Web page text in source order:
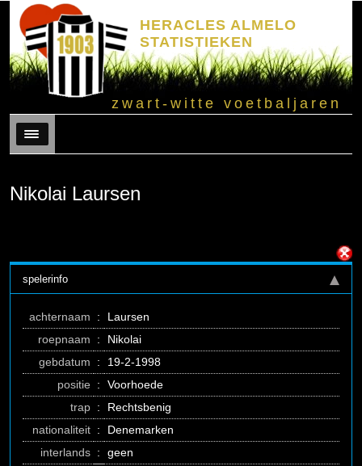
HERACLES ALMELO
STATISTIEKEN
zwart-witte voetbaljaren
Menu
Nikolai Laursen
spelerinfo
achternaam :
Laursen
roepnaam
:
Nikolai
gebdatum
:
19-2-1998
positie :
Voorhoede
trap :
Rechtsbenig
nationaliteit :
Denemarken
interlands :
geen